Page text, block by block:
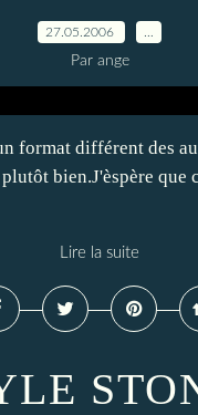
27.05.2006
Par ange
format différent des
bien.J'èspère que
Lire la suite